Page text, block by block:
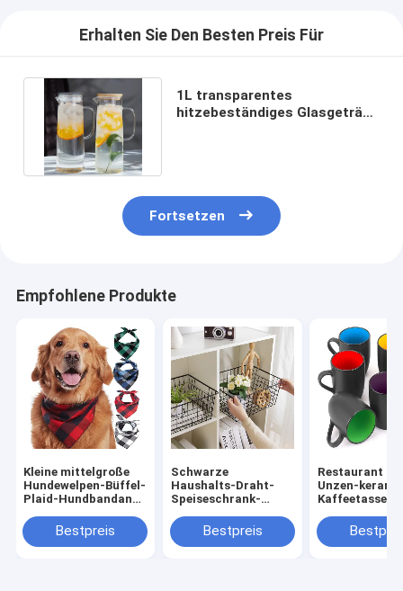
Erhalten Sie Den Besten Preis Für
1L transparentes
hitzebeständiges Glasgetränk
Fortsetzen
Empfohlene Produkte
Kleine mittelgroße
Hundewelpen-Büffel-
Plaid-Hundbandana-
Bestpreis
Schwarze
Haushalts-Draht-
Speiseschrank-
organisierendes
Metall
Bestpreis
Restaurant 16
Unzen-
Kaffeetassen
Kaffee-Tee-
Cappuccino